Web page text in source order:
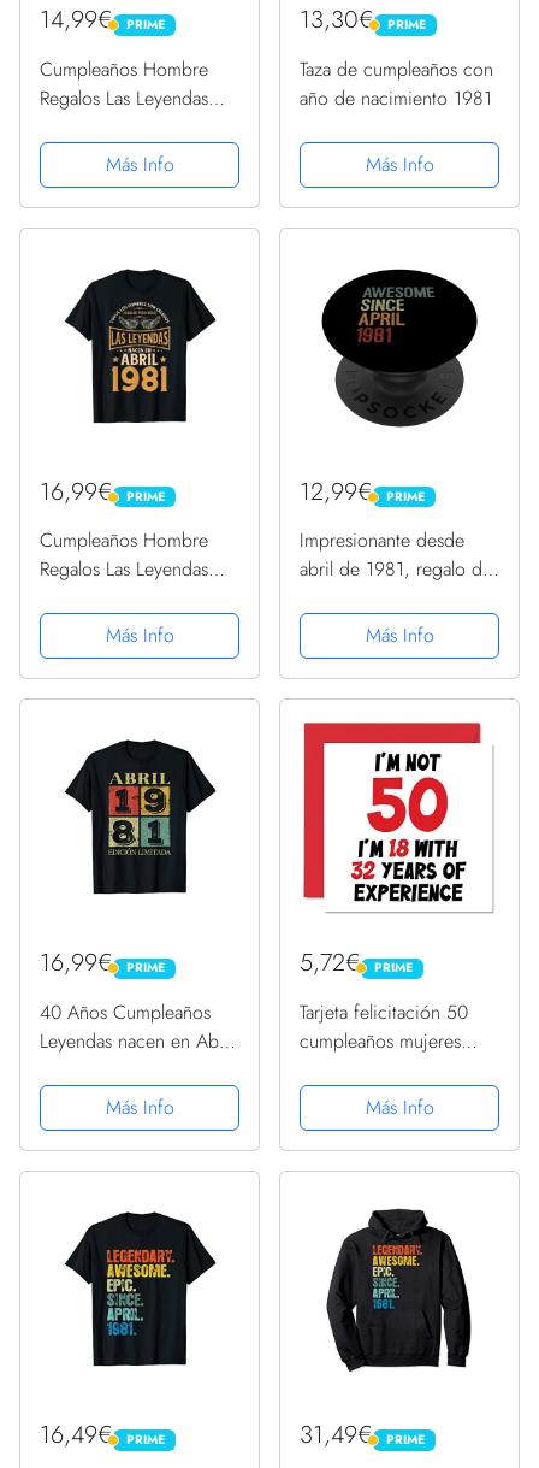
14,99€ PRIME
PRIME
Cumpleaños Hombre
Regalos Las Leyendas
Más Info
13,30€ PRIME
PRIME
Taza de cumpleaños con
año de nacimiento 1981
Más Info
16,99€ PRIME
PRIME
Cumpleaños Hombre
Regalos Las Leyendas
Más Info
12,99€ PRIME
PRIME
Impresionante desde
abril de 1981, regalo de
retro PopSockets
PopGrip Intercambiable
Más Info
16,99€ PRIME
PRIME
40 Años Cumpleaños
Leyendas nacen en Abril
CamisetaMás Info
5,72€ PRIME
PRIME
Tarjeta felicitación 50
cumpleaños mujeres
con 32 años
experiencia, divertida 50
años felicitación mamá
Más Info
16,49€ PRIME
PRIME 31,49€ PRIME
PRIME